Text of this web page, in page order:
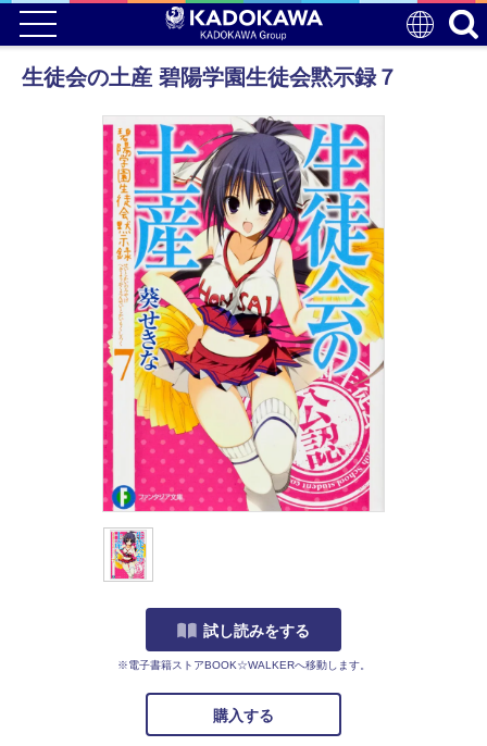
生徒会の土産 碧陽学園生徒会黙示録７
試し読みをする
※電子書籍ストアBOOK☆WALKERへ移動します。
購入する